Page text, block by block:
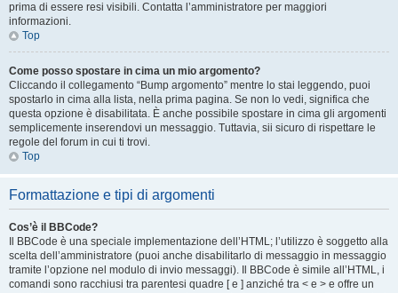
prima di essere resi visibili. Contatta l’amministratore per maggiori
informazioni.
Top
Come posso spostare in cima un mio argomento?
Cliccando il collegamento “Bump argomento” mentre lo stai leggendo, puoi
spostarlo in cima alla lista, nella prima pagina. Se non lo vedi, significa che
questa opzione è disabilitata. È anche possibile spostare in cima gli argomenti
semplicemente inserendovi un messaggio. Tuttavia, sii sicuro di rispettare le
regole del forum in cui ti trovi.
Top
Formattazione e tipi di argomenti
Cos’è il BBCode?
Il BBCode è una speciale implementazione dell’HTML; l’utilizzo è soggetto alla
scelta dell’amministratore (puoi anche disabilitarlo di messaggio in messaggio
tramite l’opzione nel modulo di invio messaggi). Il BBCode è simile all’HTML, i
comandi sono racchiusi tra parentesi quadre [ e ] anziché tra < e > e offre un